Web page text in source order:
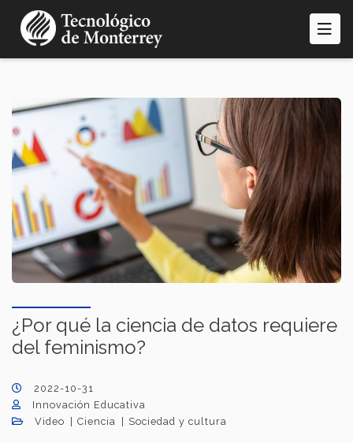
contenido
¿Por qué la ciencia de datos requiere
del feminismo?
2022-10-31
Innovación Educativa
Video
Ciencia Sociedad y cultura